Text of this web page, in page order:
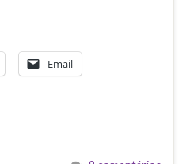
Email